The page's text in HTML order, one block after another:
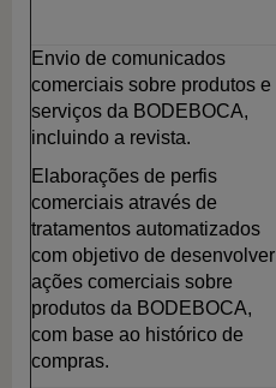
Envio de comunicados
comerciais sobre produtos e
serviços da BODEBOCA,
incluindo a revista.
Elaborações de perfis
comerciais através de
tratamentos automatizados
com objetivo de desenvolver
ações comerciais sobre
produtos da BODEBOCA,
com base ao histórico de
compras.